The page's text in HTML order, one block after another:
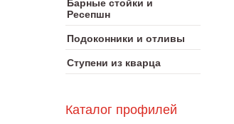
Барные стойки и
Ресепшн
Подоконники и отливы
Ступени из кварца
Каталог профилей